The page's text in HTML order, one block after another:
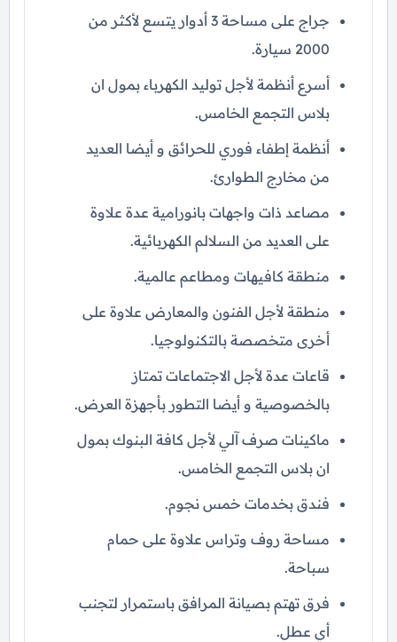
جراج على مساحة 3 أدوار يتسع لأكثر من
2000 سيارة.
أسرع أنظمة لأجل توليد الكهرباء بمول ان
بلاس التجمع الخامس.
أنظمة إطفاء فوري للحرائق و أيضا العديد
من مخارج الطوارئ.
مصاعد ذات واجهات بانورامية عدة علاوة
على العديد من السلالم الكهربائية.
منطقة كافيهات ومطاعم عالمية.
منطقة لأجل الفنون والمعارض علاوة على
أخرى متخصصة بالتكنولوجيا.
قاعات عدة لأجل الاجتماعات تمتاز
بالخصوصية و أيضا التطور بأجهزة العرض.
ماكينات صرف آلي لأجل كافة البنوك بمول
ان بلاس التجمع الخامس.
فندق بخدمات خمس نجوم.
مساحة روف وتراس علاوة على حمام
سباحة.
فرق تهتم بصيانة المرافق باستمرار لتجنب
أي عطل.